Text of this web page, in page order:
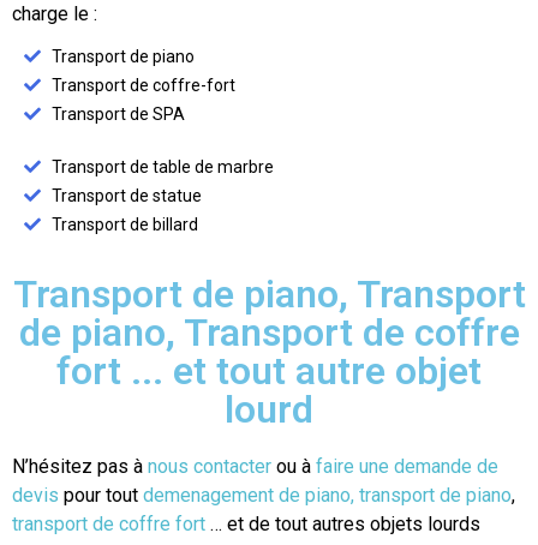
charge le :
Transport de piano
Transport de coffre-fort
Transport de SPA
Transport de table de marbre
Transport de statue
Transport de billard
Transport de piano, Transport
de piano, Transport de coffre
fort ... et tout autre objet
lourd
N’hésitez pas à nous contacter ou à faire une demande de
devis pour tout demenagement de piano, transport de piano,
transport de coffre fort … et de tout autres objets lourds